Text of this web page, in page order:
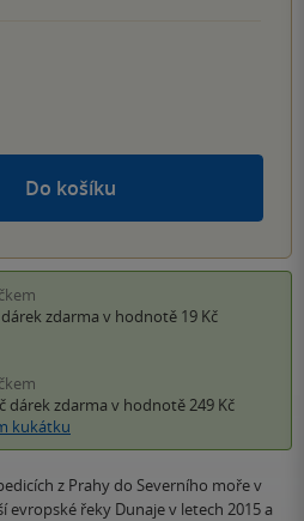
Do košíku
dárek zdarma v hodnotě 19 Kč
dárek zdarma v hodnotě 249 Kč
kukátku
z Prahy do Severního moře v
evropské řeky Dunaje v letech 2015 a